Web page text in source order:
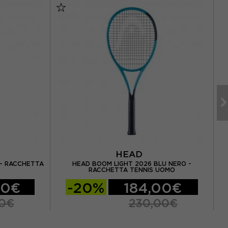
RACCHETTA
HEAD
HEAD BOOM LIGHT 2026 BLU NERO -
RACCHETTA TENNIS UOMO
-20% 184,00€
230,00€